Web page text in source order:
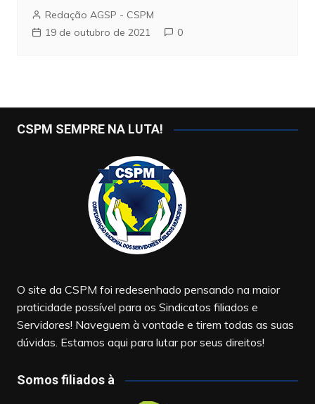
Redação AGSP - CSPM
19 de outubro de 2021
0
CSPM SEMPRE NA LUTA!
O site da CSPM foi redesenhado pensando na maior
praticidade possível para os Sindicatos filiados e
Servidores! Naveguem à vontade e tirem todas as suas
dúvidas. Estamos aqui para lutar por seus direitos!
Somos filiados à